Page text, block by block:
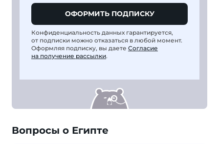
ОФОРМИТЬ ПОДПИСКУ
Конфиденциальность данных гарантируется,
от подписки можно отказаться в любой момент.
Оформляя подписку, вы даете Согласие
на получение рассылки.
Вопросы о Египте